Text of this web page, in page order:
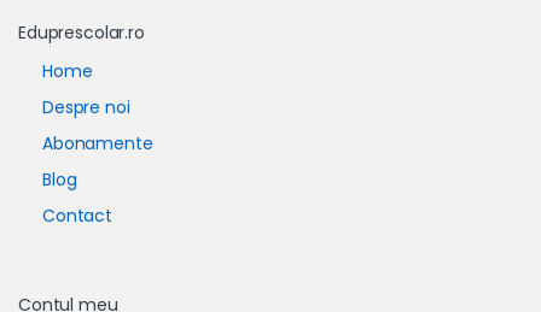
Eduprescolar.ro
Home
Despre noi
Abonamente
Blog
Contact
Contul meu